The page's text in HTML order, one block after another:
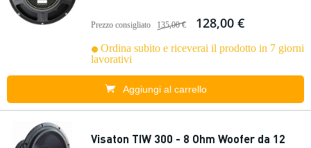
Prezzo consigliato 135,00 € 128,00 €
Ordina subito e riceverai il prodotto in 7 giorni
lavorativi
Aggiungi al carrello
Visaton TIW 300 - 8 Ohm Woofer da 12